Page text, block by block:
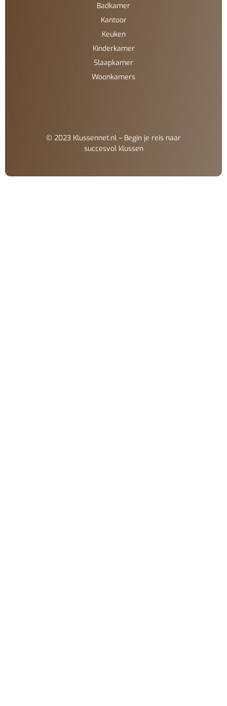
Badkamer
Kantoor
Keuken
Kinderkamer
Slaapkamer
Woonkamers
© 2023 Klussennet.nl – Begin je reis naar
succesvol klussen